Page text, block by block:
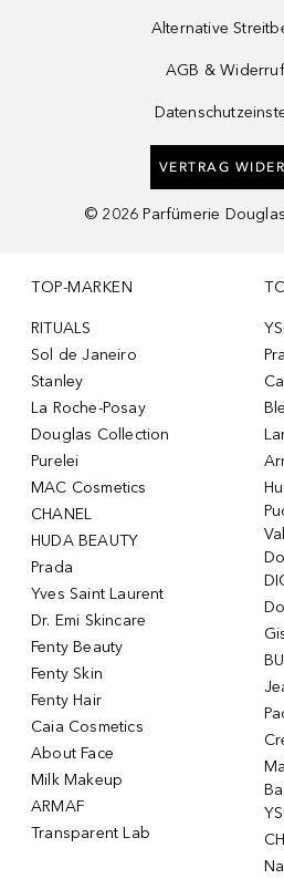
Alternative
AGB &
VERTRAG
© 2026 Parfümerie
TOP-MARKEN
RITUALS
Sol de Janeiro
Stanley
La Roche-Posay
Douglas Collection
Purelei
MAC Cosmetics
CHANEL
HUDA BEAUTY
Prada
Yves Saint Laurent
Dr. Emi Skincare
Fenty Beauty
Fenty Skin
Fenty Hair
Caia Cosmetics
About Face
Milk Makeup
ARMAF
Transparent Lab